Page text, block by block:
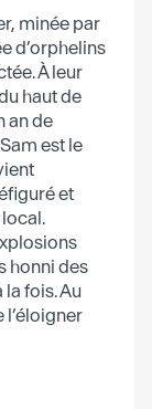
minée par
d’orphelins
À leur
haut de
an de
est le
et
honni des
fois. Au
l’éloigner